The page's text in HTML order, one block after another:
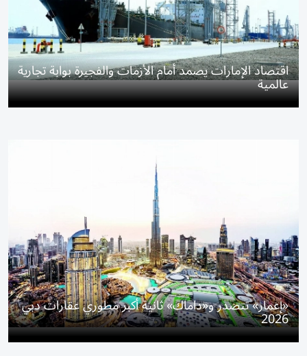
اقتصاد الإمارات يصمد أمام الأزمات والفجيرة بوابة تجارية
عالمية
«إعمار» تتصدر و«داماك» ثانية أكبر مطوري عقارات دبي
2026